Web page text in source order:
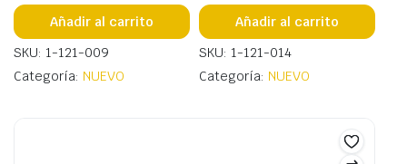
Añadir al carrito
SKU: 1-121-009
Categoría: NUEVO
Añadir al carrito
SKU: 1-121-014
Categoría: NUEVO